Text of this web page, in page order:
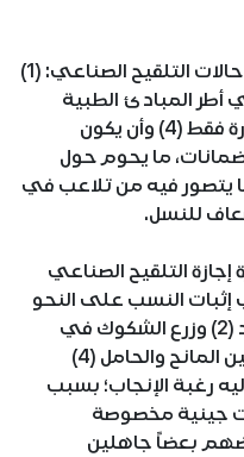
ولا يجوز اللجوء إلى ما أجازوه من حالات التلقيح الصناعي: (1)
(2) ويكون في أطر المبادئ الطبية
السليمة (3) وأيضا في حال الضرورة فقط (4) وأن يكون
ما يحوم حول
يتصور فيه من تلاعب في
للنسل.
التلقيح الصناعي
إثبات النسب على النحو
الآتي: (1) يؤذن بفتح أبواب الفساد (2) وزرع الشكوك في
المولود (3) والتنازع على نسبه بين المانح والحامل (4)
رغبة الإنجاب؛ بسبب
جينية مخصوصة
بعضهم بعضاً جاهلين